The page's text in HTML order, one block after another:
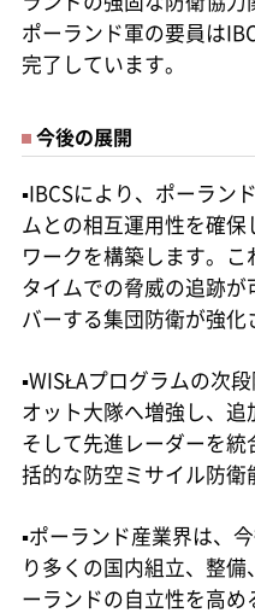
ポーランド軍の要員は
完了しています。
今後の展開
▪IBCSにより、ポーラン
ムとの相互運用性を確
ワークを構築します。
タイムでの脅威の追跡
バーする集団防衛が強化
▪WISŁAプログラムの次
オット大隊へ増強し、追
そして先進レーダーを
括的な防空ミサイル防衛
▪ポーランド産業界は、
り多くの国内組立、整
ーランドの自立性を高